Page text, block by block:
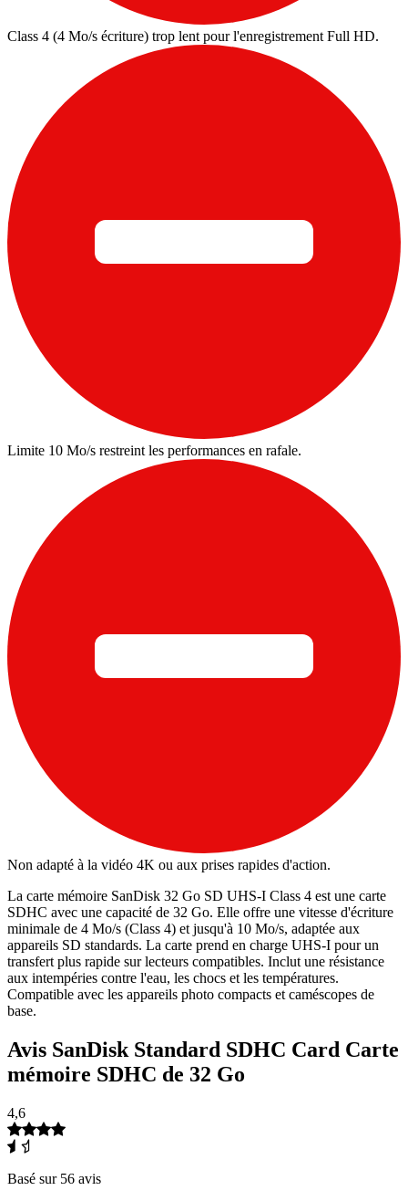
Class 4 (4 Mo/s écriture) trop lent pour l'enregistrement Full HD.
Limite 10 Mo/s restreint les performances en rafale.
Non adapté à la vidéo 4K ou aux prises rapides d'action.
La carte mémoire SanDisk 32 Go SD UHS-I Class 4 est une carte
SDHC avec une capacité de 32 Go. Elle offre une vitesse d'écriture
minimale de 4 Mo/s (Class 4) et jusqu'à 10 Mo/s, adaptée aux
appareils SD standards. La carte prend en charge UHS-I pour un
transfert plus rapide sur lecteurs compatibles. Inclut une résistance
aux intempéries contre l'eau, les chocs et les températures.
Compatible avec les appareils photo compacts et caméscopes de
base.
Avis SanDisk Standard SDHC Card Carte
mémoire SDHC de 32 Go
4,6
Basé sur 56 avis